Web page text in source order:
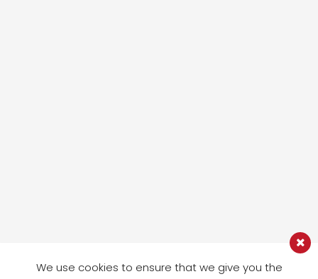
We use cookies to ensure that we give you the